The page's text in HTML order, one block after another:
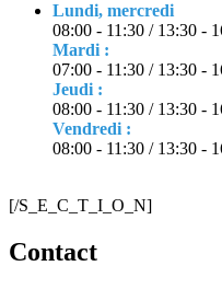
Lundi, mercredi
08:00 - 11:30 / 13:30 -
Mardi :
07:00 - 11:30 / 13:30 -
Jeudi :
08:00 - 11:30 / 13:30 -
Vendredi :
08:00 - 11:30 / 13:30 -
[/S_E_C_T_I_O_N]
Contact